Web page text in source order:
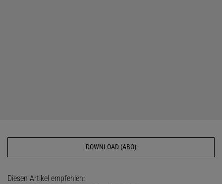
DOWNLOAD (ABO)
Diesen Artikel empfehlen: